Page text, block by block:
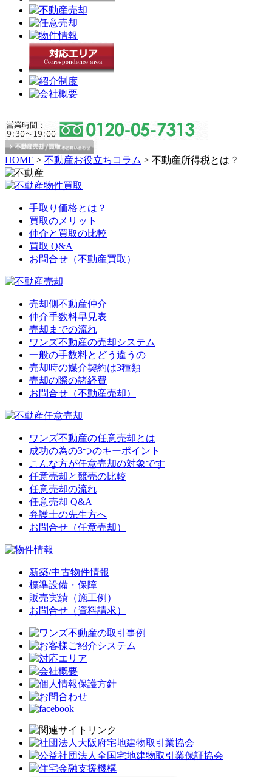
HOME > 不動産お役立ちコラム > 不動産所得税とは？
手取り価格とは？
買取のメリット
仲介と買取の比較
買取 Q&A
お問合せ（不動産買取）
売却側不動産仲介
仲介手数料早見表
売却までの流れ
ワンズ不動産の売却システム
一般の手数料とどう違うの
売却時の媒介契約は3種類
売却の際の諸経費
お問合せ（不動産売却）
ワンズ不動産の任意売却とは
成功の為の3つのキーポイント
こんな方が任意売却の対象です
任意売却と競売の比較
任意売却の流れ
任意売却 Q&A
弁護士の先生方へ
お問合せ（任意売却）
新築/中古物件情報
標準設備・保障
販売実績（施工例）
お問合せ（資料請求）